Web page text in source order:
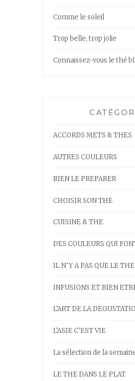
Comme le soleil
Trop belle, trop jolie
Connaissez-vous le thé
ACCORDS METS & THES
AUTRES COULEURS
BIEN LE PREPARER
CHOISIR SON THE
CUISINE & THE
DES COULEURS QUI
IL N’Y A PAS QUE LE
INFUSIONS ET BIEN
L’ART DE LA
L’ASIE C’EST VIE
La sélection de la
LE THE DANS LE PLAT